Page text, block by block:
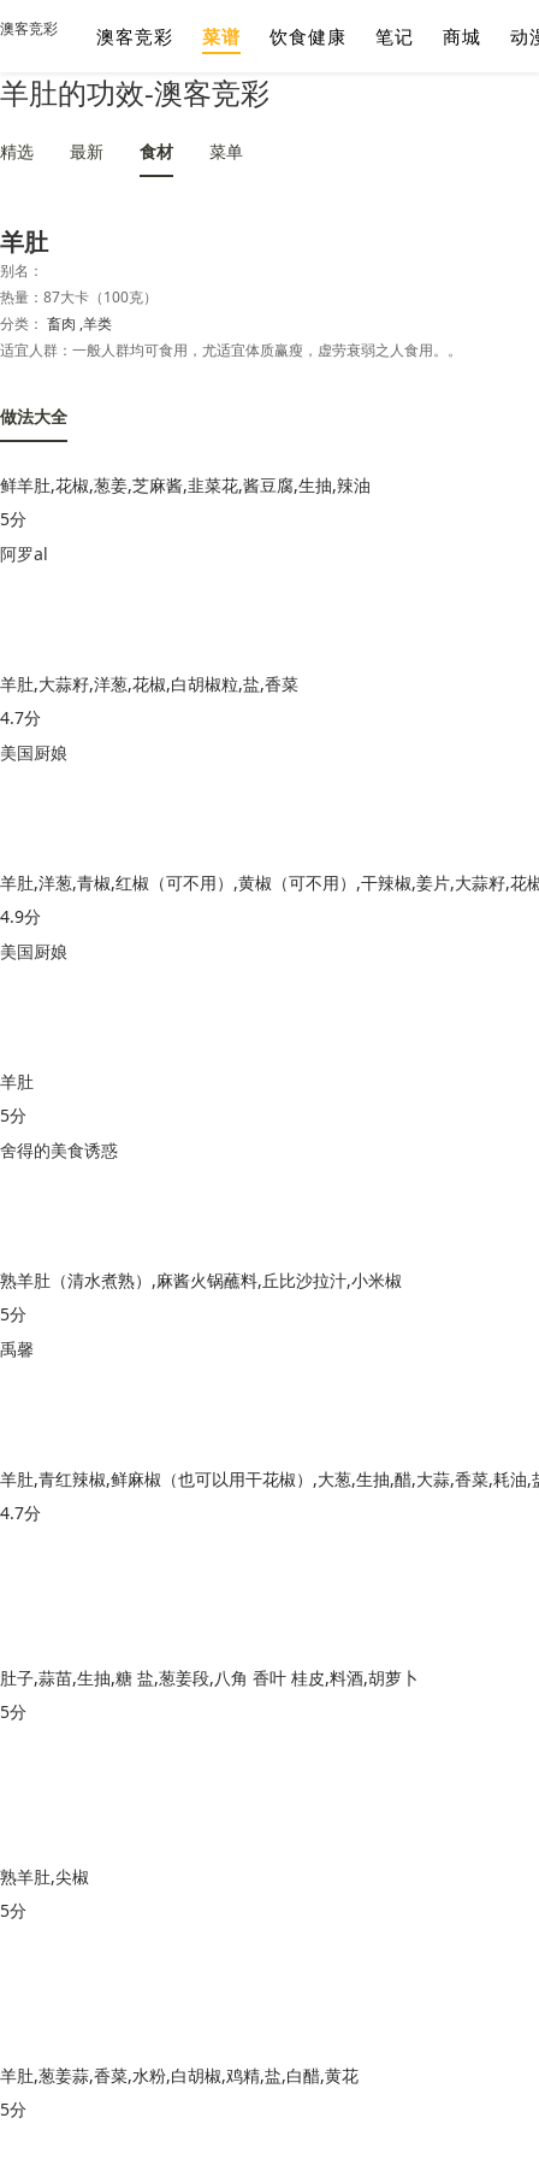
羊肚的功效-澳客竞彩
澳客竞彩 澳客竞彩 菜谱 饮食健康 笔记 商城 动
精选 最新 食材 菜单
羊肚
别名：
热量：87大卡（100克）
分类： 畜肉 ,羊类
适宜人群：一般人群均可食用，尤适宜体质赢瘦，虚劳衰弱之人食用。。
做法大全
鲜羊肚,花椒,葱姜,芝麻酱,韭菜花,酱豆腐,生抽,辣油
5分
阿罗al
羊肚,大蒜籽,洋葱,花椒,白胡椒粒,盐,香菜
4.7分
美国厨娘
4.9分
美国厨娘
羊肚
5分
舍得的美食诱惑
熟羊肚（清水煮熟）,麻酱火锅蘸料,丘比沙拉汁,小米椒
5分
禹馨
羊肚,青红辣椒,鲜麻椒（也可以用干花椒）,大葱,生抽,醋,大蒜,香菜,耗油,
4.7分
肚子,蒜苗,生抽,糖 盐,葱姜段,八角 香叶 桂皮,料酒,胡萝卜
5分
熟羊肚,尖椒
5分
羊肚,葱姜蒜,香菜,水粉,白胡椒,鸡精,盐,白醋,黄花
5分